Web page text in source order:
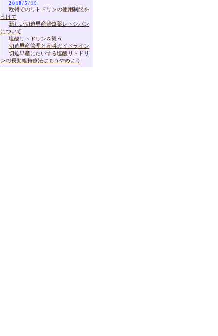
2018/5/19
欧州でのリトドリンの使用制限を
うけて
新しい切迫早産治療薬レトシバン
について
塩酸リトドリンを疑う
切迫早産管理と産科ガイドライン
切迫早産にたいする塩酸リトドリ
ンの長期維持療法はもうやめよう